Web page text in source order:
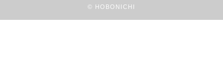
© HOBONICHI